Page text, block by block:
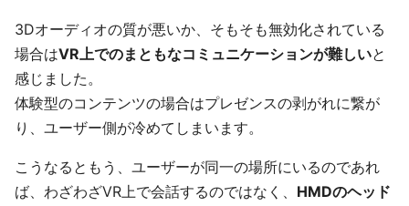
3Dオーディオの質が悪いか、そもそも無効化されている
場合はVR上でのまともなコミュニケーションが難しいと
感じました。
体験型のコンテンツの場合はプレゼンスの剥がれに繋が
り、ユーザー側が冷めてしまいます。
こうなるともう、ユーザーが同一の場所にいるのであれ
ば、わざわざVR上で会話するのではなく、 HMDのヘッド